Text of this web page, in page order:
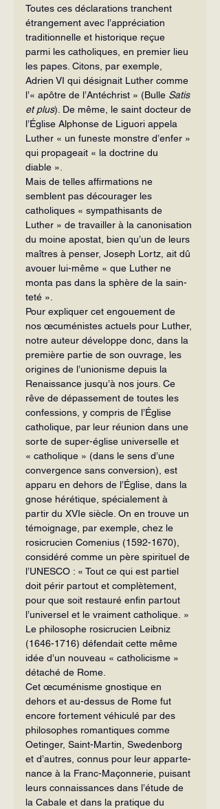
Toutes ces déclarations tranchent
étrangement avec l’appréciation
tradition­nelle et historique reçue
parmi les catho­liques, en premier lieu
les papes. Citons, par exemple,
Adrien VI qui désignait Lu­ther comme
l’« apôtre de l’Antéchrist » (Bulle Satis
et plus). De même, le saint doc­teur de
l’Église Alphonse de Liguori appela
Luther « un funeste monstre d’enfer »
qui propageait « la doctrine du
diable ».
Mais de telles affirmations ne
semblent pas décourager les
catholiques « sympathisants de
Luther » de travailler à la canonisation
du moine apostat, bien qu’un de leurs
maîtres à penser, Joseph Lortz, ait dû
avouer lui-même « que Luther ne
monta pas dans la sphère de la sain­
teté ».
Pour expliquer cet engouement de
nos œcuménistes actuels pour Luther,
notre auteur développe donc, dans la
première partie de son ouvrage, les
origines de l’unionisme depuis la
Renaissance jusqu’à nos jours. Ce
rêve de dépassement de toutes les
confessions, y compris de l’Église
catholique, par leur réunion dans une
sorte de super-église universelle et
« catholique » (dans le sens d’une
convergence sans conversion), est
apparu en dehors de l’Église, dans la
gnose hérétique, spéciale­ment à
partir du XVIe siècle. On en trouve un
témoignage, par exemple, chez le
rosi­crucien Comenius (1592-1670),
considéré comme un père spirituel de
l’UNESCO : « Tout ce qui est partiel
doit périr partout et complètement,
pour que soit restauré enfin partout
l’universel et le vraiment ca­tholique. »
Le philosophe rosicrucien Leibniz
(1646-1716) défendait cette même
idée d’un nouveau « catholicisme »
détaché de Rome.
Cet œcuménisme gnostique en
dehors et au-dessus de Rome fut
encore fortement véhiculé par des
philosophes romantiques comme
Oetinger, Saint-Martin, Sweden­borg
et d’autres, connus pour leur apparte­
nance à la Franc-Maçonnerie, puisant
leurs connaissances dans l’étude de
la Cabale et dans la pratique du